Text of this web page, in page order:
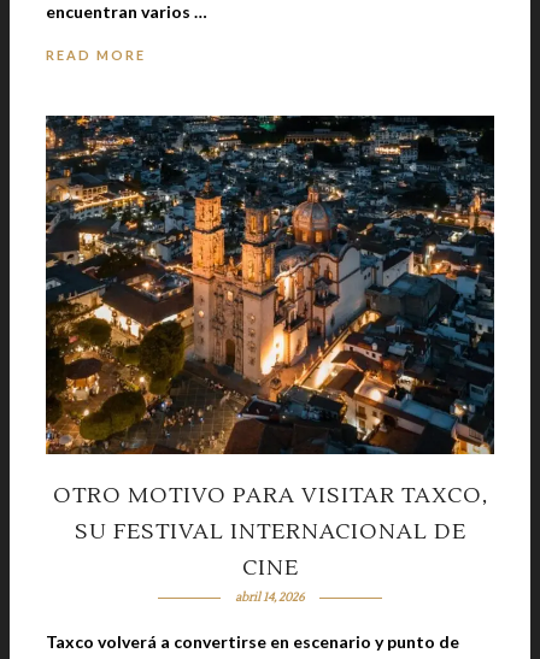
encuentran varios …
READ MORE
OTRO MOTIVO PARA VISITAR TAXCO,
SU FESTIVAL INTERNACIONAL DE
CINE
abril 14, 2026
Taxco volverá a convertirse en escenario y punto de